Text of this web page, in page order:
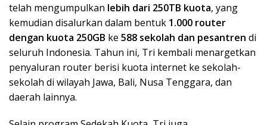
telah mengumpulkan lebih dari 250TB kuota, yang
kemudian disalurkan dalam bentuk 1.000 router
dengan kuota 250GB ke 588 sekolah dan pesantren di
seluruh Indonesia. Tahun ini, Tri kembali menargetkan
penyaluran router berisi kuota internet ke sekolah-
sekolah di wilayah Jawa, Bali, Nusa Tenggara, dan
daerah lainnya.